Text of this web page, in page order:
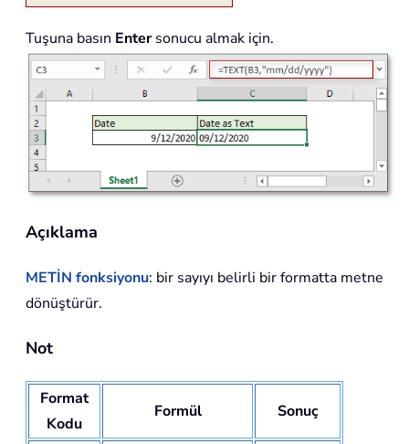
Tuşuna basın Entersonucu almak için.
Açıklama
METİN fonksiyonu: bir sayıyı belirli bir formatta metne
dönüştürür.
Not
Format
Kodu
Formül Sonuç